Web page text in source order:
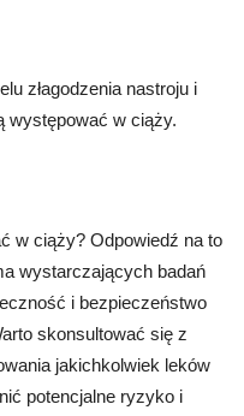
złagodzenia nastroju i
występować w ciąży.
w ciąży? Odpowiedź na to
wystarczających badań
i bezpieczeństwo
skonsultować się z
jakichkolwiek leków
potencjalne ryzyko i